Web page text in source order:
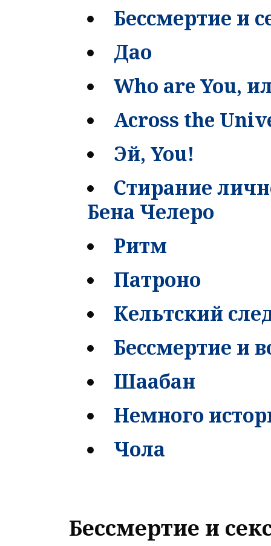
Бессмертие и
Дао
Who are You,
Across the
Эй, You!
Стирание
Бена Челеро
Ритм
Патроно
Кельтский
Бессмертие и
Шаабан
Немного
Чола
Бессмертие и